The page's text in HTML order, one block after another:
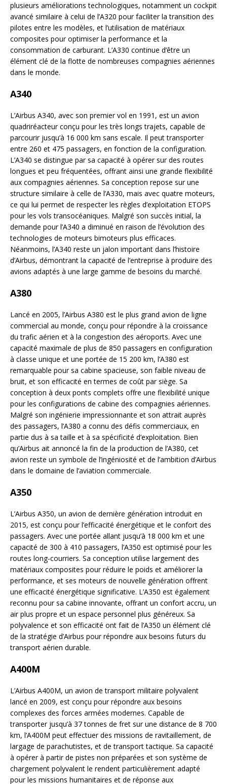
plusieurs améliorations technologiques, notamment un cockpit
avancé similaire à celui de l’A320 pour faciliter la transition des
pilotes entre les modèles, et l’utilisation de matériaux
composites pour optimiser la performance et la
consommation de carburant. L’A330 continue d’être un
élément clé de la flotte de nombreuses compagnies aériennes
dans le monde.
A340
L’Airbus A340, avec son premier vol en 1991, est un avion
quadriréacteur conçu pour les très longs trajets, capable de
parcourir jusqu’à 16 000 km sans escale. Il peut transporter
entre 260 et 475 passagers, en fonction de la configuration.
L’A340 se distingue par sa capacité à opérer sur des routes
longues et peu fréquentées, offrant ainsi une grande flexibilité
aux compagnies aériennes. Sa conception repose sur une
structure similaire à celle de l’A330, mais avec quatre moteurs,
ce qui lui permet de respecter les règles d’exploitation ETOPS
pour les vols transocéaniques. Malgré son succès initial, la
demande pour l’A340 a diminué en raison de l’évolution des
technologies de moteurs bimoteurs plus efficaces.
Néanmoins, l’A340 reste un jalon important dans l’histoire
d’Airbus, démontrant la capacité de l’entreprise à produire des
avions adaptés à une large gamme de besoins du marché.
A380
Lancé en 2005, l’Airbus A380 est le plus grand avion de ligne
commercial au monde, conçu pour répondre à la croissance
du trafic aérien et à la congestion des aéroports. Avec une
capacité maximale de plus de 850 passagers en configuration
à classe unique et une portée de 15 200 km, l’A380 est
remarquable pour sa cabine spacieuse, son faible niveau de
bruit, et son efficacité en termes de coût par siège. Sa
conception à deux ponts complets offre une flexibilité unique
pour les configurations de cabine des compagnies aériennes.
Malgré son ingénierie impressionnante et son attrait auprès
des passagers, l’A380 a connu des défis commerciaux, en
partie dus à sa taille et à sa spécificité d’exploitation. Bien
qu’Airbus ait annoncé la fin de la production de l’A380, cet
avion reste un symbole de l’ingéniosité et de l’ambition d’Airbus
dans le domaine de l’aviation commerciale.
A350
L’Airbus A350, un avion de dernière génération introduit en
2015, est conçu pour l’efficacité énergétique et le confort des
passagers. Avec une portée allant jusqu’à 18 000 km et une
capacité de 300 à 410 passagers, l’A350 est optimisé pour les
routes long-courriers. Sa conception utilise largement des
matériaux composites pour réduire le poids et améliorer la
performance, et ses moteurs de nouvelle génération offrent
une efficacité énergétique significative. L’A350 est également
reconnu pour sa cabine innovante, offrant un confort accru, un
air plus propre et un espace personnel plus généreux. Sa
polyvalence et son efficacité ont fait de l’A350 un élément clé
de la stratégie d’Airbus pour répondre aux besoins futurs du
transport aérien durable.
A400M
L’Airbus A400M, un avion de transport militaire polyvalent
lancé en 2009, est conçu pour répondre aux besoins
complexes des forces armées modernes. Capable de
transporter jusqu’à 37 tonnes de fret sur une distance de 8 700
km, l’A400M peut effectuer des missions de ravitaillement, de
largage de parachutistes, et de transport tactique. Sa capacité
à opérer à partir de pistes non préparées et son système de
chargement polyvalent le rendent particulièrement adapté
pour les missions humanitaires et de réponse aux